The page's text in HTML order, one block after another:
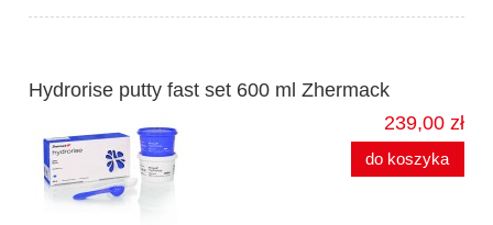
Hydrorise putty fast set 600 ml Zhermack
239,00 zł
do koszyka